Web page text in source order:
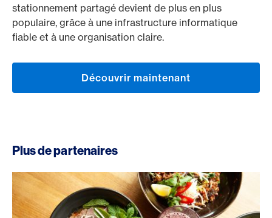
stationnement partagé devient de plus en plus
populaire, grâce à une infrastructure informatique
fiable et à une organisation claire.
Découvrir maintenant
Plus de partenaires